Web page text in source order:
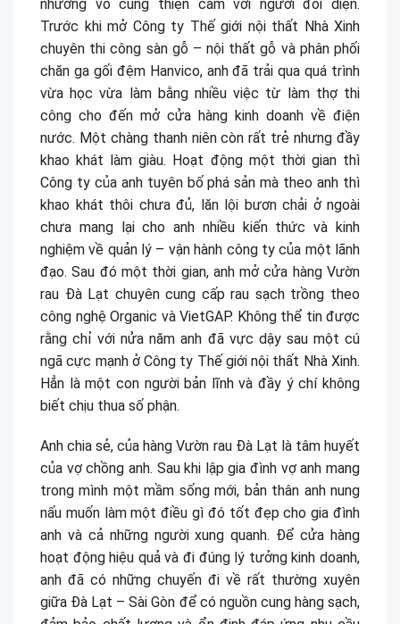
nhường vô cùng thiện cảm với người đối diện.
Trước khi mở Công ty Thế giới nội thất Nhà Xinh
chuyên thi công sàn gỗ – nội thất gỗ và phân phối
chăn ga gối đệm Hanvico, anh đã trải qua quá trình
vừa học vừa làm bằng nhiều việc từ làm thợ thi
công cho đến mở cửa hàng kinh doanh về điện
nước. Một chàng thanh niên còn rất trẻ nhưng đầy
khao khát làm giàu. Hoạt động một thời gian thì
Công ty của anh tuyên bố phá sản mà theo anh thì
khao khát thôi chưa đủ, lăn lội bươn chải ở ngoài
chưa mang lại cho anh nhiều kiến thức và kinh
nghiệm về quản lý – vận hành công ty của một lãnh
đạo. Sau đó một thời gian, anh mở cửa hàng Vườn
rau Đà Lạt chuyên cung cấp rau sạch trồng theo
công nghệ Organic và VietGAP. Không thể tin được
rằng chỉ với nửa năm anh đã vực dậy sau một cú
ngã cực mạnh ở Công ty Thế giới nội thất Nhà Xinh.
Hẳn là một con người bản lĩnh và đầy ý chí không
biết chịu thua số phận.
Anh chia sẻ, của hàng Vườn rau Đà Lạt là tâm huyết
của vợ chồng anh. Sau khi lập gia đình vợ anh mang
trong mình một mầm sống mới, bản thân anh nung
nấu muốn làm một điều gì đó tốt đẹp cho gia đình
anh và cả những người xung quanh. Để cửa hàng
hoạt động hiệu quả và đi đúng lý tưởng kinh doanh,
anh đã có những chuyến đi về rất thường xuyên
giữa Đà Lạt – Sài Gòn để có nguồn cung hàng sạch,